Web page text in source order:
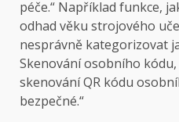
péče.“ Například funkce,
odhad věku strojového
nesprávně kategorizovat
Skenování osobního
skenování QR kódu
bezpečné.“